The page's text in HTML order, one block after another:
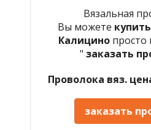
Вязальная
Вы можете
Калицино просто
" заказать
Проволока вяз.
заказать